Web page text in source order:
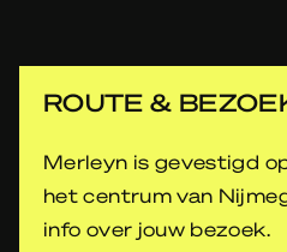
ROUTE &
Merleyn is gevestigd
het centrum van
info over jouw bezoek.